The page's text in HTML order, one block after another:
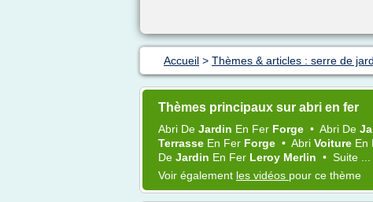
Accueil > Thèmes & articles : serre de
Thèmes principaux sur abri en fer
Abri De Jardin En Fer Forge • Abri De
Terrasse En Fer Forge • Abri Voiture En
De Jardin En Fer Leroy Merlin • Suite ...
Voir également les vidéos pour ce thème